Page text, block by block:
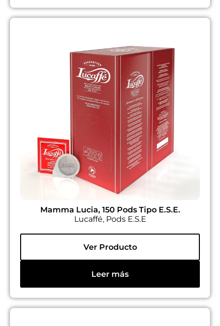
Mamma Lucia, 150 Pods Tipo E.S.E.
Lucaffé, Pods E.S.E
Ver Producto
Leer más